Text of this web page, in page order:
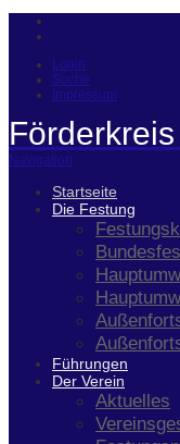
Login
Suche
Impressum
Navigation
Startseite
Die Festung
Führungen
Der Verein
Aktuelles